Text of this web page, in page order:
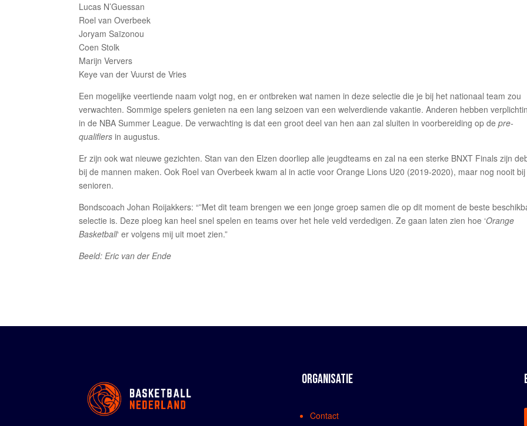
Lucas N’Guessan
Roel van Overbeek
Joryam Saïzonou
Coen Stolk
Marijn Ververs
Keye van der Vuurst de Vries
Een mogelijke veertiende naam volgt nog, en er ontbreken wat namen in deze selectie die je bij het nationaal team zou
verwachten. Sommige spelers genieten na een lang seizoen van een welverdiende vakantie. Anderen hebben
in de NBA Summer League. De verwachting is dat een groot deel van hen aan zal sluiten in voorbereiding op depre-
qualifiersin augustus.
Er zijn ook wat nieuwe gezichten. Stan van den Elzen doorliep alle jeugdteams en zal na een sterke BNXT Finals zijn
bij de mannen maken. Ook Roel van Overbeek kwam al in actie voor Orange Lions U20 (2019-2020), maar nog nooit bij
senioren.
Bondscoach Johan Roijakkers: “”Met dit team brengen we een jonge groep samen die op dit moment de beste
selectie is. Deze ploeg kan heel snel spelen en teams over het hele veld verdedigen. Ze gaan laten zien hoe ‘Orange
Basketball‘ er volgens mij uit moet zien.”
Beeld: Eric van der Ende
ORGANISATIE
Contact